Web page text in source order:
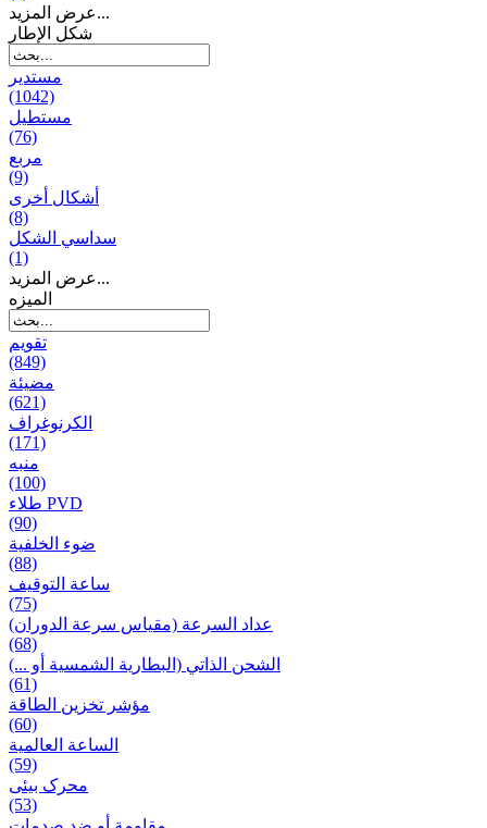
عرض المزيد...
شكل الإطار
مستدير
(1042)
مستطيل
(76)
مربع
(9)
أشكال أخرى
(8)
سداسي الشكل
(1)
عرض المزيد...
المیزه
تقويم
(849)
مضيئة
(621)
الكرنوغراف
(171)
منبه
(100)
طلاء PVD
(90)
ضوء الخلفية
(88)
ساعة التوقيف
(75)
عداد السرعة (مقياس سرعة الدوران)
(68)
الشحن الذاتي (البطارية الشمسية أو ...)
(61)
مؤشر تخزين الطاقة
(60)
الساعة العالمية
(59)
محرک بیئی
(53)